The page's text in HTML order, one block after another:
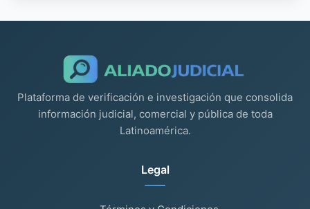
Plataforma de verificación e investigación que consolida
información judicial, comercial y pública de toda
Latinoamérica.
Legal